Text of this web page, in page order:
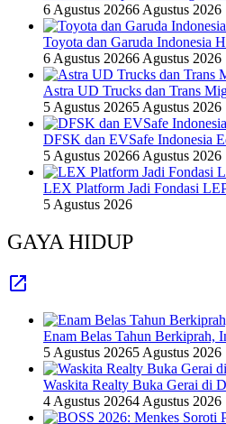
6 Agustus 20266 Agustus 2026
Toyota dan Garuda Indonesia
6 Agustus 20266 Agustus 2026
Astra UD Trucks dan Trans
5 Agustus 20265 Agustus 2026
DFSK dan EVSafe Indonesia
5 Agustus 20266 Agustus 2026
LEX Platform Jadi Fondasi
5 Agustus 2026
GAYA HIDUP
Enam Belas Tahun Berkiprah,
5 Agustus 20265 Agustus 2026
Waskita Realty Buka Gerai di
4 Agustus 20264 Agustus 2026